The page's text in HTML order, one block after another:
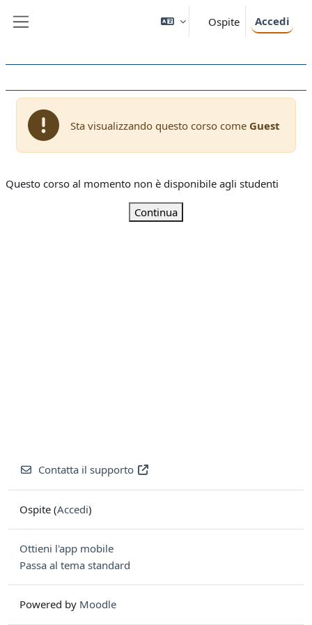
Ospite Accedi
Sta visualizzando questo corso come Guest
Questo corso al momento non è disponibile agli studenti
Continua
Contatta il supporto
Ospite (Accedi)
Ottieni l'app mobile
Passa al tema standard
Powered by Moodle